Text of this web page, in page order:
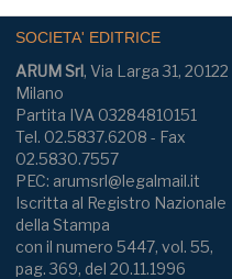
SOCIETA' EDITRICE
ARUM Srl, Via Larga 31, 20122
Milano
Partita IVA 03284810151
Tel. 02.5837.6208 - Fax
02.5830.7557
PEC: arumsrl@legalmail.it
Iscritta al Registro Nazionale
della Stampa
con il numero 5447, vol. 55,
pag. 369, del 20.11.1996